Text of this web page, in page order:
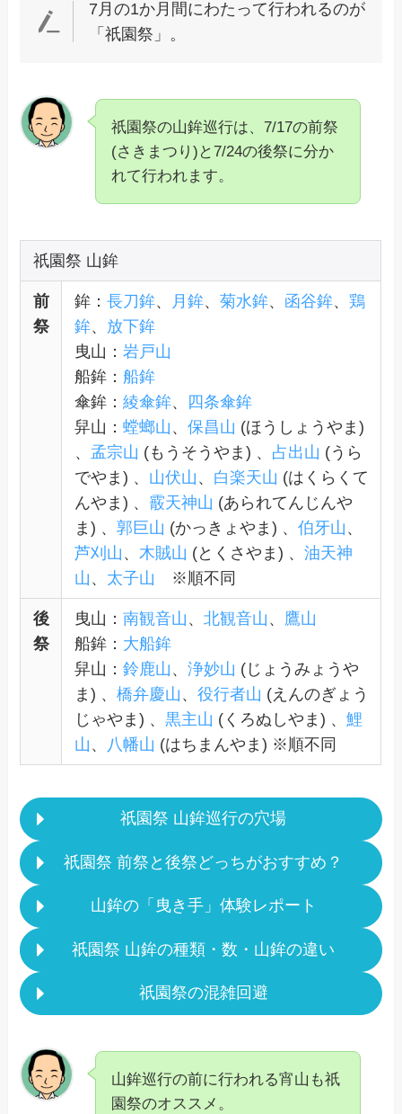
7月の1か月間にわたって行われるのが
「祇園祭」。
祇園祭の山鉾巡行は、7/17の前祭
(さきまつり)と7/24の後祭に分か
れて行われます。
祇園祭 山鉾
前
祭
鉾： 長刀鉾、 月鉾、 菊水鉾、 函谷鉾、 鶏
鉾、 放下鉾
曳山： 岩戸山
船鉾： 船鉾
傘鉾： 綾傘鉾、
四条傘鉾
舁山： 螳螂山 、 保昌山 (ほうしょうやま)
、 孟宗山 (もうそうやま) 、 占出山 (うら
でやま) 、 山伏山 、 白楽天山 (はくらくて
んやま) 、 霰天神山 (あられてんじんや
ま) 、 郭巨山 (かっきょやま) 、 伯牙山 、
芦刈山 、 木賊山 (とくさやま) 、 油天神
山 、 太子山 ※順不同
後
祭
曳山： 南観音山 、 北観音山 、 鷹山
船鉾： 大船鉾
舁山： 鈴鹿山 、 浄妙山 (じょうみょうや
ま) 、 橋弁慶山 、 役行者山 (えんのぎょう
じゃやま) 、 黒主山 (くろぬしやま) 、 鯉
山 、 八幡山 (はちまんやま) ※順不同
祇園祭 山鉾巡行の穴場
祇園祭 前祭と後祭どっちがおすすめ？
山鉾の「曳き手」体験レポート
祇園祭 山鉾の種類・数・山鉾の違い
祇園祭の混雑回避
山鉾巡行の前に行われる宵山も祇
園祭のオススメ。